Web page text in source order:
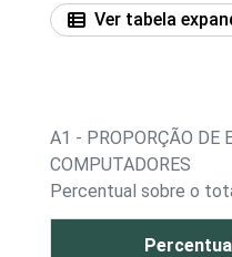
Ver tabela
A1 - PROPORÇÃO DE
COMPUTADORES
Percentual sobre o